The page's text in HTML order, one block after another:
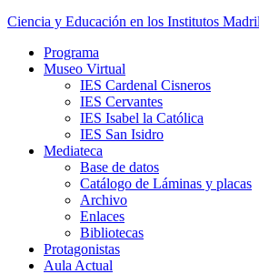
Ciencia y Educación en los Institutos
Programa
Museo Virtual
IES Cardenal Cisneros
IES Cervantes
IES Isabel la Católica
IES San Isidro
Mediateca
Base de datos
Catálogo de Láminas y placas
Archivo
Enlaces
Bibliotecas
Protagonistas
Aula Actual